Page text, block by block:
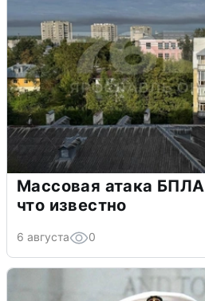
Массовая атака
что известно
6 августа 0